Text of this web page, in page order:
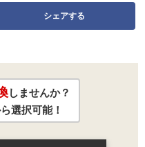
シェアする
しませんか？
選択可能！